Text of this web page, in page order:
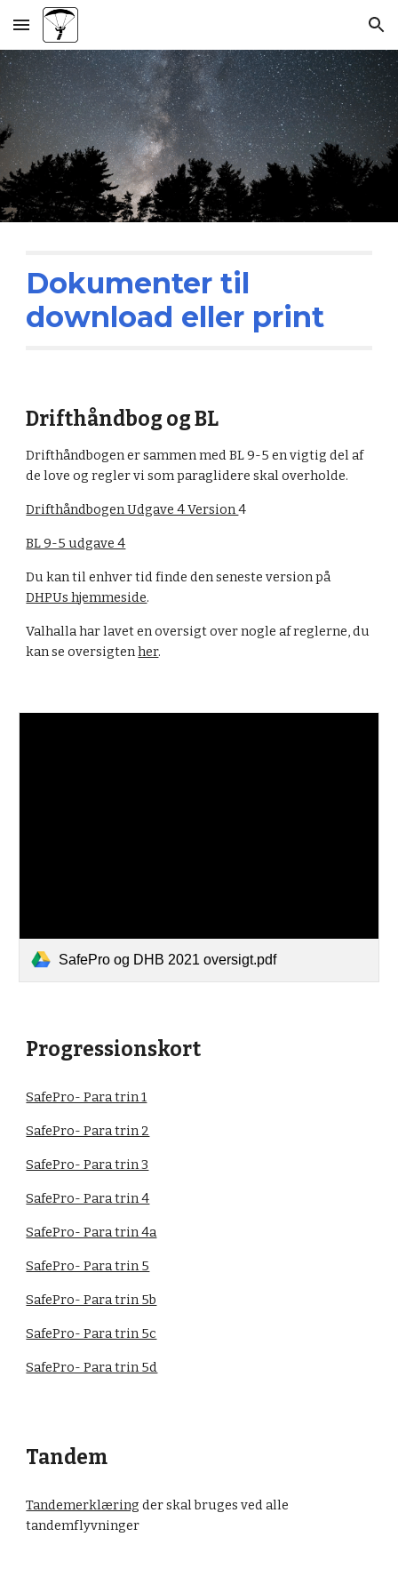
Skip to main content Skip to navigation
Dokumenter til
download eller print
Drifthåndbog og BL
Drifthåndbogen er sammen med BL 9-5 en vigtig del af
de love og regler vi som paraglidere skal overholde.
Drifthåndbogen Udgave 4 Version4
BL 9-5 udgave 4
Du kan til enhver tid finde den seneste version på
DHPUs hjemmeside.
Valhalla har lavet en oversigt over nogle af reglerne, du
kan se oversigtenher.
SafePro og DHB 2021 oversigt.pdf
Progressionskort
SafePro- Para trin 1
SafePro- Para trin 2
SafePro- Para trin 3
SafePro- Para trin 4
SafePro- Para trin 4a
SafePro- Para trin 5
SafePro- Para trin 5b
SafePro- Para trin 5c
SafePro- Para trin 5d
Tandem
Tandemerklæring der skal bruges ved alle
tandemflyvninger